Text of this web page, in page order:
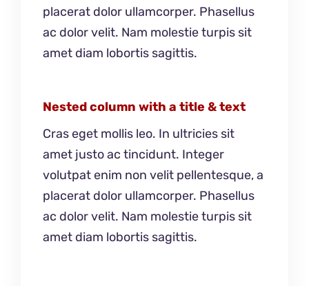
placerat dolor ullamcorper. Phasellus
ac dolor velit. Nam molestie turpis sit
amet diam lobortis sagittis.
Nested column with a title & text
Cras eget mollis leo. In ultricies sit
amet justo ac tincidunt. Integer
volutpat enim non velit pellentesque, a
placerat dolor ullamcorper. Phasellus
ac dolor velit. Nam molestie turpis sit
amet diam lobortis sagittis.